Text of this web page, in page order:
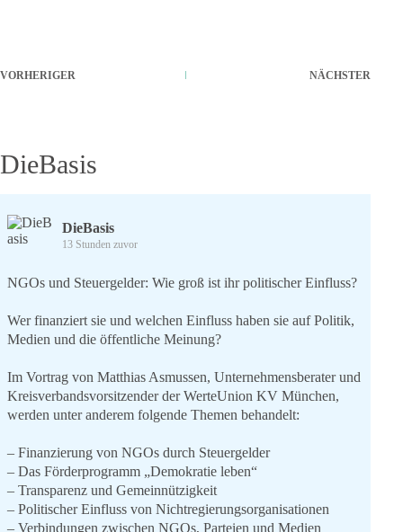
VORHERIGER NÄCHSTER
DieBasis
DieBasis
13 Stunden zuvor
NGOs und Steuergelder: Wie groß ist ihr politischer Einfluss?
Wer finanziert sie und welchen Einfluss haben sie auf Politik,
Medien und die öffentliche Meinung?
Im Vortrag von Matthias Asmussen, Unternehmensberater und
Kreisverbandsvorsitzender der WerteUnion KV München,
werden unter anderem folgende Themen behandelt:
– Finanzierung von NGOs durch Steuergelder
– Das Förderprogramm „Demokratie leben“
– Transparenz und Gemeinnützigkeit
– Politischer Einfluss von Nichtregierungsorganisationen
– Verbindungen zwischen NGOs, Parteien und Medien